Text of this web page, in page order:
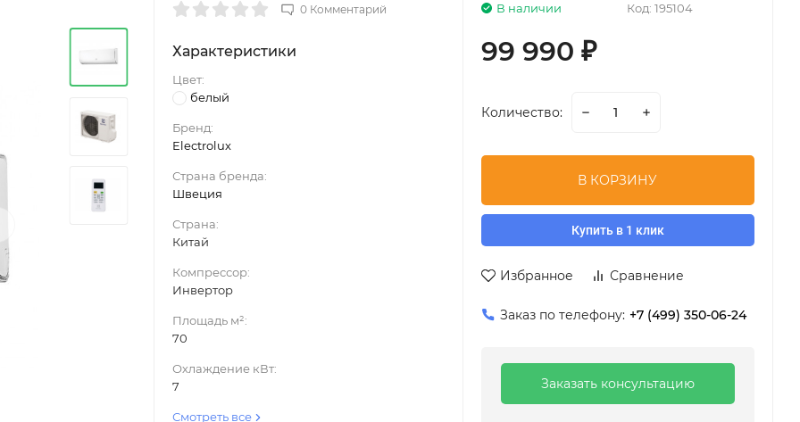
0 Комментарий
Характеристики
Цвет:
белый
Бренд:
Electrolux
Страна бренда:
Швеция
Страна:
Китай
Компрессор:
Инвертор
Площадь м²:
70
Охлаждение кВт:
7
Смотреть все
Код: 195104
В наличии
99 990 ₽
Количество:
В КОРЗИНУ
Купить в 1 клик
Избранное Сравнение
Заказ по телефону: +7 (499) 350-06-24
Заказать консультацию